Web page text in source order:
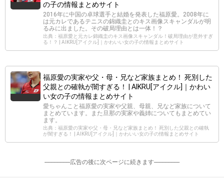
の子の情報まとめサイト
2016年に中国の卓球選手と結婚を発表した福原愛。2008年に
は元カレであるテニスの錦織圭とのキス画像スキャンダルが明
るみに出ました。その破局理由とは一体！？
出典：福原愛と元カレ錦織圭のキス画像スキャンダル！破局理由が意外すぎ
る！？ | AIKRU[アイクル]｜かわいい女の子の情報まとめサイト
福原愛の実家や父・母・兄など家族まとめ！ 死別した
父親との確執が闇すぎる！ | AIKRU[アイクル]｜かわい
い女の子の情報まとめサイト
愛ちゃんこと福原愛の実家や父親、母親、兄など家族について
まとめています。また旦那の実家や義姉についてもまとめてい
ます。
出典：福原愛の実家や父・母・兄など家族まとめ！ 死別した父親との確執
が闇すぎる！ | AIKRU[アイクル]｜かわいい女の子の情報まとめサイト
-----------------広告の後に次ページに続きます-----------------